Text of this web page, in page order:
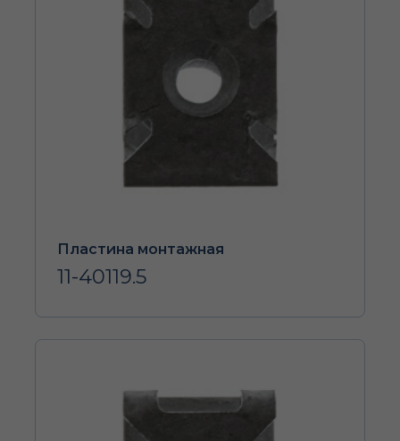
Пластина монтажная
11-40119.5